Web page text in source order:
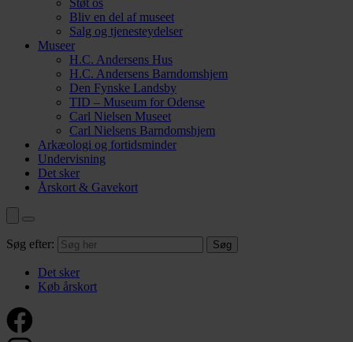
Støt os
Bliv en del af museet
Salg og tjenesteydelser
Museer
H.C. Andersens Hus
H.C. Andersens Barndomshjem
Den Fynske Landsby
TID – Museum for Odense
Carl Nielsen Museet
Carl Nielsens Barndomshjem
Arkæologi og fortidsminder
Undervisning
Det sker
Årskort & Gavekort
Søg efter:
Det sker
Køb årskort